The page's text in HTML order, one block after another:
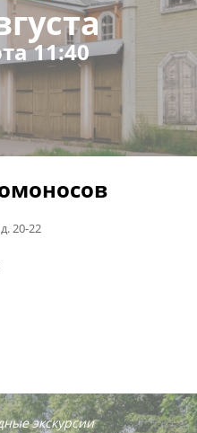
11:40
20-22
экскурсии